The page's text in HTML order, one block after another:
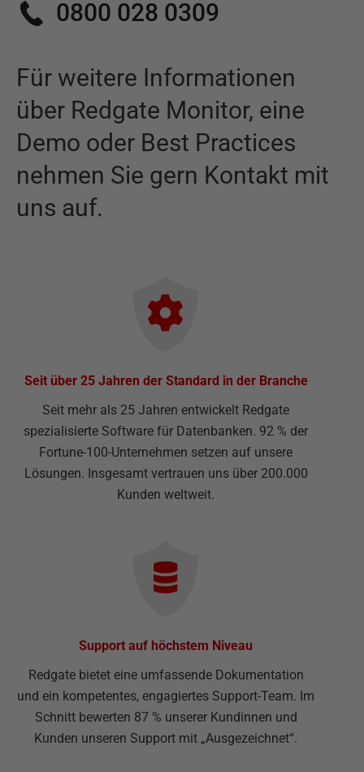
0800 028 0309
Für weitere Informationen
über Redgate Monitor, eine
Demo oder Best Practices
nehmen Sie gern Kontakt mit
uns auf.
Seit über 25 Jahren der Standard in der Branche
Seit mehr als 25 Jahren entwickelt Redgate
spezialisierte Software für Datenbanken. 92 % der
Fortune-100-Unternehmen setzen auf unsere
Lösungen. Insgesamt vertrauen uns über 200.000
Kunden weltweit.
Support auf höchstem Niveau
Redgate bietet eine umfassende Dokumentation
und ein kompetentes, engagiertes Support-Team. Im
Schnitt bewerten 87 % unserer Kundinnen und
Kunden unseren Support mit „Ausgezeichnet“.